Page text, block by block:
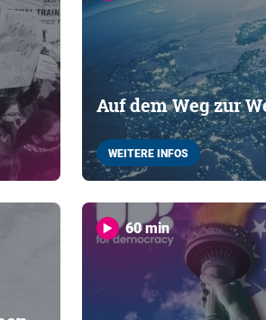
Auf dem Weg zur
WEITERE INFOS
60 min